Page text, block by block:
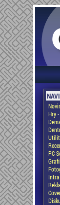
Hry
PC
Intra